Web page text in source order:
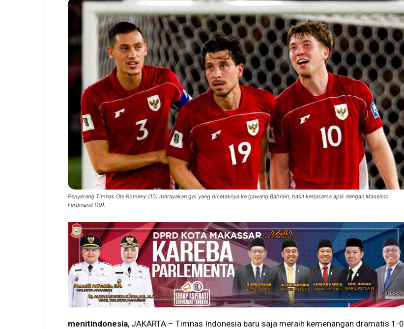
Penyerang Timnas Ole Romeny (10) merayakan gol yang dicetaknya ke gawang Bahrain, hasil kerjasama apik dengan Maselino
Ferdinand (19).
menitindonesia, JAKARTA – Timnas Indonesia baru saja meraih kemenangan dramatis 1-0